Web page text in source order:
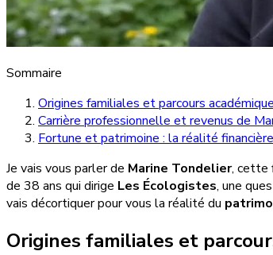
Sommaire
Origines familiales et parcours
Carrière professionnelle et revenus de
Fortune et patrimoine : la réalité
Je vais vous parler de Marine Tondelier, cette
de 38 ans qui dirige Les Écologistes, une
vais décortiquer pour vous la réalité du
Origines familiales et